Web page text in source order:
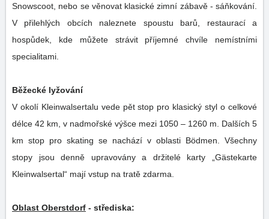
Snowscoot, nebo se věnovat klasické zimní zábavě - sáňkování.
V přilehlých obcích naleznete spoustu barů, restaurací a
hospůdek, kde můžete strávit příjemné chvíle nemístními
specialitami.
Běžecké lyžování
V okolí Kleinwalsertalu vede pět stop pro klasický styl o celkové
délce 42 km, v nadmořské výšce mezi 1050 – 1260 m. Dalších 5
km stop pro skating se nachází v oblasti Bödmen. Všechny
stopy jsou denně upravovány a držitelé karty „Gästekarte
Kleinwalsertal“ mají vstup na tratě zdarma.
Oblast Oberstdorf - střediska: